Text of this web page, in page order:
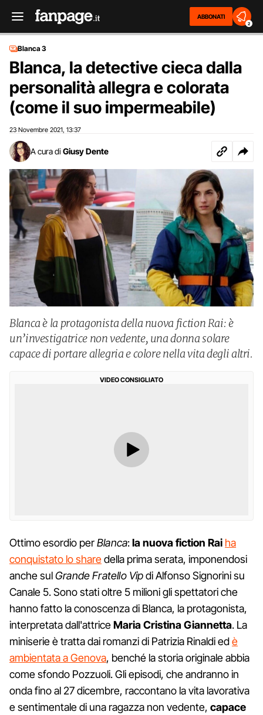
ABBONATI
2
Blanca 3
Blanca, la detective cieca dalla
personalità allegra e colorata
(come il suo impermeabile)
23 Novembre 2021 13:37
A cura di Giusy Dente
Blanca è la protagonista della nuova fiction Rai: è
un’investigatrice non vedente, una donna solare
capace di portare allegria e colore nella vita degli altri.
VIDEO CONSIGLIATO
Ottimo esordio perBlanca:la nuova fiction Rai ha
conquistato lo sharedella prima serata, imponendosi
anche sulGrande Fratello Vipdi Alfonso Signorini su
Canale 5. Sono stati oltre 5 milioni gli spettatori che
hanno fatto la conoscenza di Blanca, la protagonista,
interpretata dall'attriceMaria Cristina Giannetta. La
miniserie è tratta dai romanzi di Patrizia Rinaldi edè
ambientata a Genova, benché la storia originale abbia
come sfondo Pozzuoli. Gli episodi, che andranno in
onda fino al 27 dicembre, raccontano la vita lavorativa
e sentimentale di una ragazza non vedente, capace